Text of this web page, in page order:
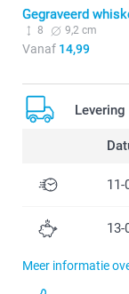
Gegraveerd
8 9,2 cm
Vanaf 14,99
Levering
11-
13-
Meer informatie